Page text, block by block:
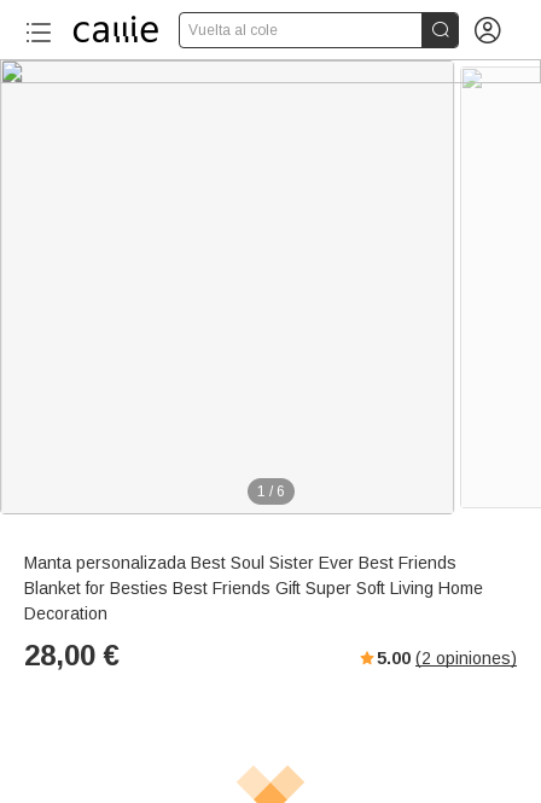
Vuelta al cole  
1 / 6
Manta personalizada Best Soul Sister Ever Best Friends
Blanket for Besties Best Friends Gift Super Soft Living Home
Decoration
28,00 € 5.00 (2 opiniones)